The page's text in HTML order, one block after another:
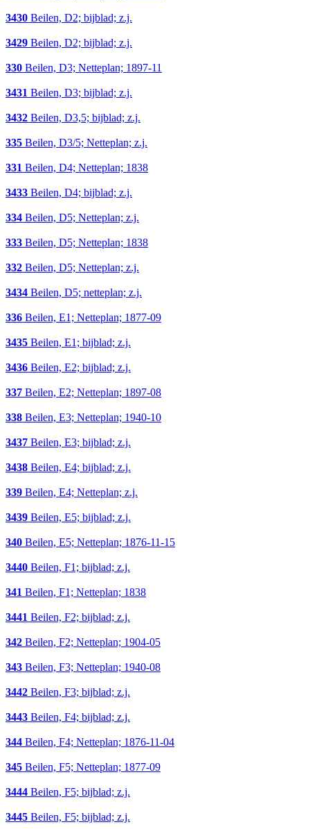
3430 Beilen, D2; bijblad; z.j.
3429 Beilen, D2; bijblad; z.j.
330 Beilen, D3; Netteplan; 1897-11
3431 Beilen, D3; bijblad; z.j.
3432 Beilen, D3,5; bijblad; z.j.
335 Beilen, D3/5; Netteplan; z.j.
331 Beilen, D4; Netteplan; 1838
3433 Beilen, D4; bijblad; z.j.
334 Beilen, D5; Netteplan; z.j.
333 Beilen, D5; Netteplan; 1838
332 Beilen, D5; Netteplan; z.j.
3434 Beilen, D5; netteplan; z.j.
336 Beilen, E1; Netteplan; 1877-09
3435 Beilen, E1; bijblad; z.j.
3436 Beilen, E2; bijblad; z.j.
337 Beilen, E2; Netteplan; 1897-08
338 Beilen, E3; Netteplan; 1940-10
3437 Beilen, E3; bijblad; z.j.
3438 Beilen, E4; bijblad; z.j.
339 Beilen, E4; Netteplan; z.j.
3439 Beilen, E5; bijblad; z.j.
340 Beilen, E5; Netteplan; 1876-11-15
3440 Beilen, F1; bijblad; z.j.
341 Beilen, F1; Netteplan; 1838
3441 Beilen, F2; bijblad; z.j.
342 Beilen, F2; Netteplan; 1904-05
343 Beilen, F3; Netteplan; 1940-08
3442 Beilen, F3; bijblad; z.j.
3443 Beilen, F4; bijblad; z.j.
344 Beilen, F4; Netteplan; 1876-11-04
345 Beilen, F5; Netteplan; 1877-09
3444 Beilen, F5; bijblad; z.j.
3445 Beilen, F5; bijblad; z.j.